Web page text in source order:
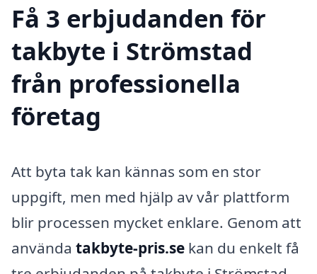
Få 3 erbjudanden för
takbyte i Strömstad
från professionella
företag
Att byta tak kan kännas som en stor
uppgift, men med hjälp av vår plattform
blir processen mycket enklare. Genom att
använda takbyte-pris.se kan du enkelt få